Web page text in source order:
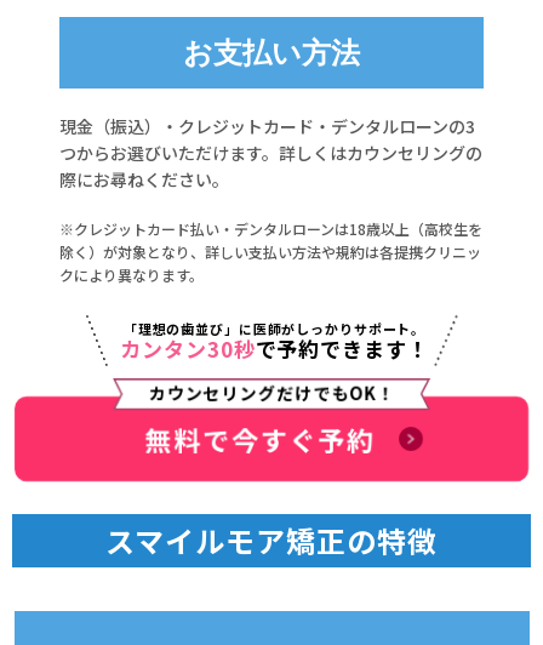
お支払い方法
現金（振込）・クレジットカード・デンタルローンの3
つからお選びいただけます。詳しくはカウンセリングの
際にお尋ねください。
※クレジットカード払い・デンタルローンは18歳以上（高校生を
除く）が対象となり、詳しい支払い方法や規約は各提携クリニッ
クにより異なります。
「理想の歯並び」に医師がしっかりサポート。
カンタン30秒で予約できます！
カウンセリングだけでもOK！
無料で今すぐ予約
スマイルモア矯正の特徴